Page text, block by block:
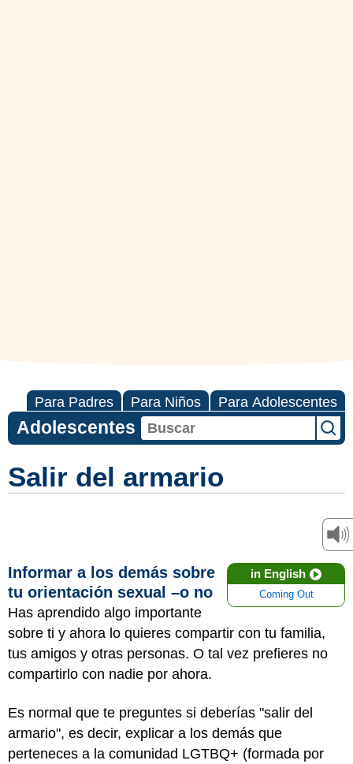
Para Padres Para Niños Para Adolescentes
Adolescentes
Salir del armario
in English
Coming Out
Informar a los demás sobre
tu orientación sexual –o no
Has aprendido algo importante
sobre ti y ahora lo quieres compartir con tu familia,
tus amigos y otras personas. O tal vez prefieres no
compartirlo con nadie por ahora.
Es normal que te preguntes si deberías "salir del
armario", es decir, explicar a los demás que
perteneces a la comunidad LGTBQ+ (formada por